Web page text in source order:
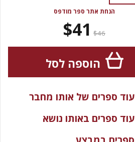
הנחת אתר ספר מודפס
$46
$41
הוספה לסל
עוד ספרים של אותו מחבר
עוד ספרים באותו נושא